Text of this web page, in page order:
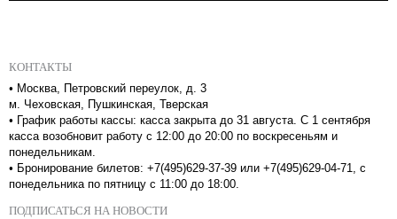
КОНТАКТЫ
• Москва, Петровский переулок, д. 3
м. Чеховская, Пушкинская, Тверская
• График работы кассы: касса закрыта до 31 августа. С 1 сентября
касса возобновит работу с 12:00 до 20:00 по воскресеньям и
понедельникам.
• Бронирование билетов: +7(495)629-37-39 или +7(495)629-04-71, с
понедельника по пятницу с 11:00 до 18:00.
ПОДПИСАТЬСЯ НА НОВОСТИ